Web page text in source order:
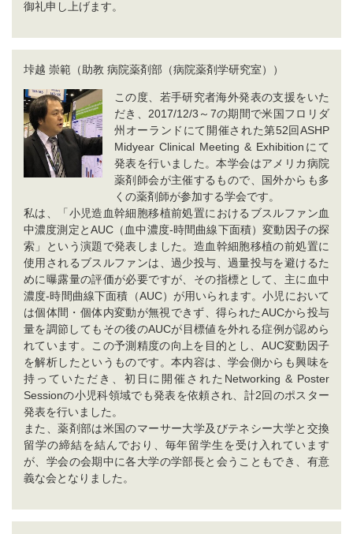
御礼申し上げます。
垰越 崇範（助教 病院薬剤部（病院薬剤学研究室））
この度、若手研究者海外発表の支援をいた
だき、2017/12/3～7の期間で米国フロリダ
州オーランドにて開催された第52回ASHP
Midyear Clinical Meeting & Exhibitionにて
発表を行いました。本学会はアメリカ病院
薬剤師会が主催するもので、国外からも多
くの薬剤師が参加する学会です。
私は、「小児造血幹細胞移植前処置におけるブスルファン血
中濃度測定とAUC（血中濃度-時間曲線下面積）変動因子の探
索」という演題で発表しました。造血幹細胞移植の前処置に
使用されるブスルファンは、過少投与、過量投与を避けるた
めに曝露量の評価が必要ですが、その指標として、主に血中
濃度-時間曲線下面積（AUC）が用いられます。小児において
は個体間・個体内変動が無視できず、得られたAUCから投与
量を調節してもその後のAUCが目標値を外れる症例が認めら
れています。この予測精度の向上を目的とし、AUC変動因子
を解析したというものです。本内容は、学会側からも興味を
持っていただき、初日に開催されたNetworking & Poster
Sessionの小児科領域でも発表を依頼され、計2回のポスター
発表を行いました。
また、薬剤部は米国のマーサー大学及びテネシー大学と交換
留学の締結を結んでおり、毎年留学生を受け入れています
が、学会の会期中に各大学の学部長と会うこともでき、有意
義な会となりました。